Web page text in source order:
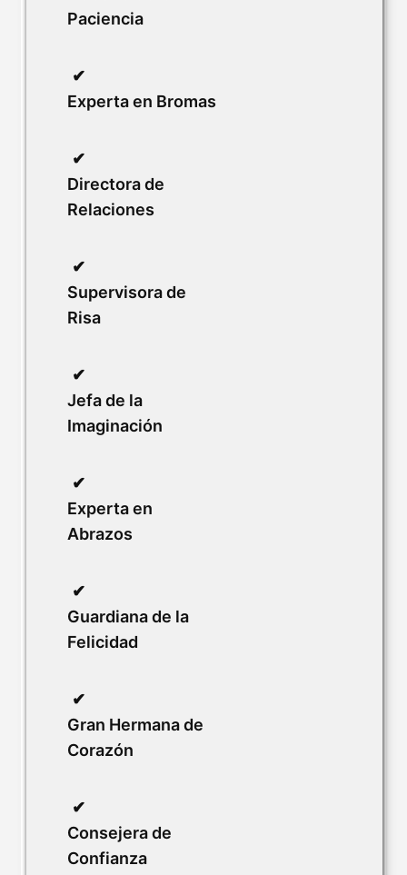
Paciencia
Experta en Bromas
Directora de
Relaciones
Supervisora de
Risa
Jefa de la
Imaginación
Experta en
Abrazos
Guardiana de la
Felicidad
Gran Hermana de
Corazón
Consejera de
Confianza